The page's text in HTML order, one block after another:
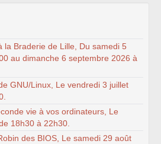
la Braderie de Lille, Du samedi 5
au dimanche 6 septembre 2026 à
GNU/Linux, Le vendredi 3 juillet
vie à vos ordinateurs, Le
18h30 à 22h30.
des BIOS, Le samedi 29 août